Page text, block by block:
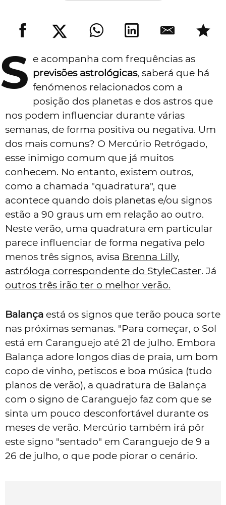
S e acompanha com frequências as
previsões astrológicas, saberá que há
fenómenos relacionados com a
posição dos planetas e dos astros que
nos podem influenciar durante várias
semanas, de forma positiva ou negativa. Um
dos mais comuns? O Mercúrio Retrógado,
esse inimigo comum que já muitos
conhecem. No entanto, existem outros,
como a chamada "quadratura", que
acontece quando dois planetas e/ou signos
estão a 90 graus um em relação ao outro.
Neste verão, uma quadratura em particular
parece influenciar de forma negativa pelo
menos três signos, avisa Brenna Lilly,
astróloga correspondente do StyleCaster. Já
outros três irão ter o melhor verão.
Balança está os signos que terão pouca sorte
nas próximas semanas. "Para começar, o Sol
está em Caranguejo até 21 de julho. Embora
Balança adore longos dias de praia, um bom
copo de vinho, petiscos e boa música (tudo
planos de verão), a quadratura de Balança
com o signo de Caranguejo faz com que se
sinta um pouco desconfortável durante os
meses de verão. Mercúrio também irá pôr
este signo "sentado" em Caranguejo de 9 a
26 de julho, o que pode piorar o cenário.